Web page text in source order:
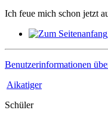
Ich feue mich schon jetzt
Benutzerinformationen
Aikatiger
Schüler